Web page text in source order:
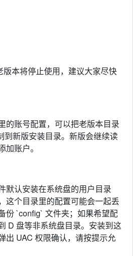
版本将停止使用，建议大家尽快
的账号配置，可以把老版本目录
到新版安装目录。新版会继续读
账户。
默认安装在系统盘的用户目录
这个目录里的配置可能会一起丢
份 `config` 文件夹；如果希望配
D 盘等非系统盘目录。安装到这
出 UAC 权限确认，请按提示允